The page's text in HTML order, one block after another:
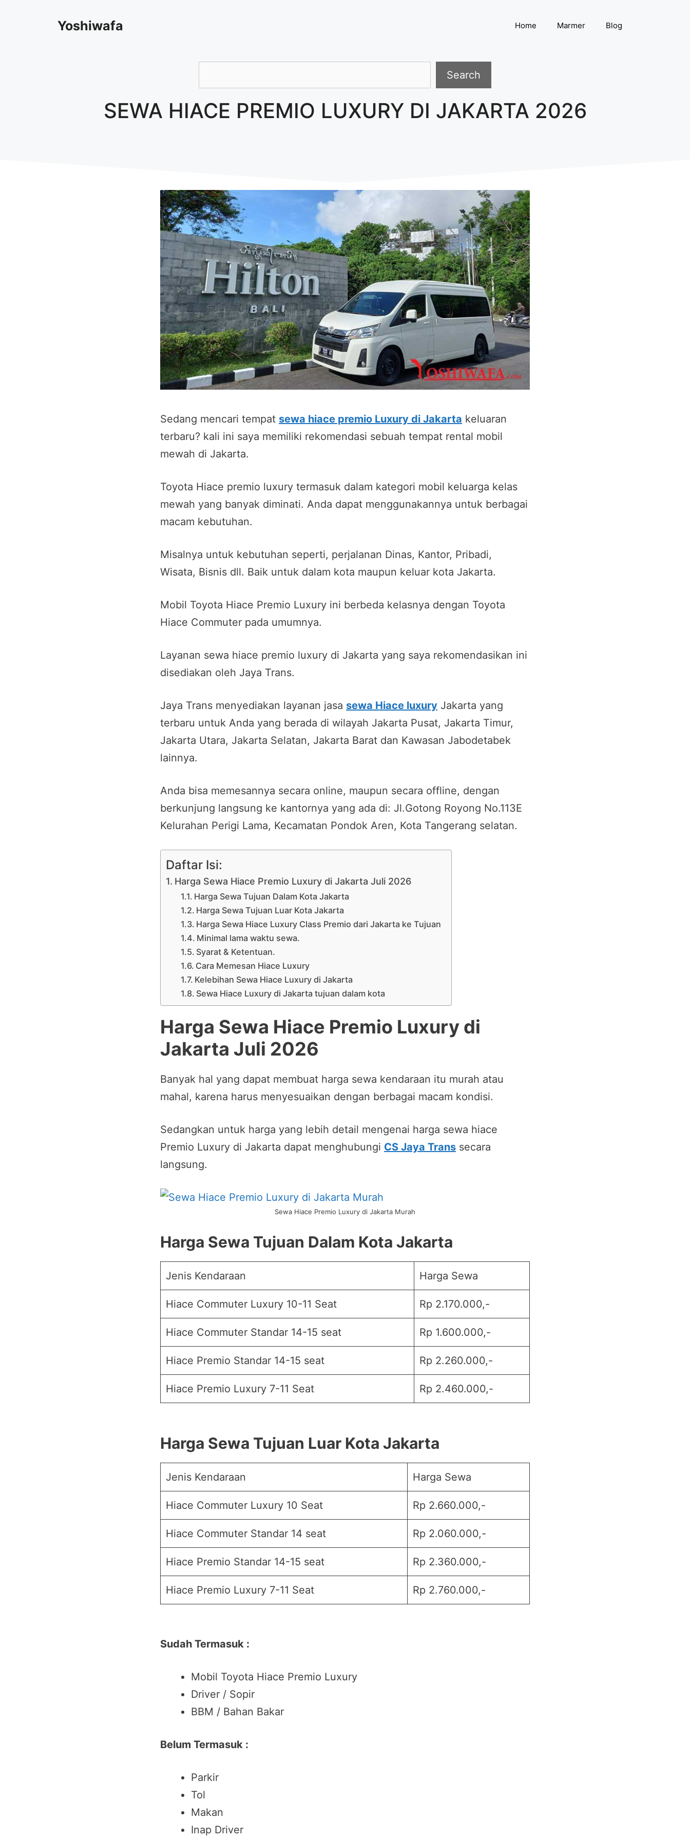
Yoshiwafa Home Marmer Blog
Search
SEWA HIACE PREMIO LUXURY DI JAKARTA 2026
Sedang mencari tempat sewa hiace premio Luxury di Jakarta keluaran
terbaru? kali ini saya memiliki rekomendasi sebuah tempat rental mobil
mewah di Jakarta.
Toyota Hiace premio luxury termasuk dalam kategori mobil keluarga kelas
mewah yang banyak diminati. Anda dapat menggunakannya untuk berbagai
macam kebutuhan.
Misalnya untuk kebutuhan seperti, perjalanan Dinas, Kantor, Pribadi,
Wisata, Bisnis dll. Baik untuk dalam kota maupun keluar kota Jakarta.
Mobil Toyota Hiace Premio Luxury ini berbeda kelasnya dengan Toyota
Hiace Commuter pada umumnya.
Layanan sewa hiace premio luxury di Jakarta yang saya rekomendasikan ini
disediakan oleh Jaya Trans.
Jaya Trans menyediakan layanan jasa sewa Hiace luxury Jakarta yang
terbaru untuk Anda yang berada di wilayah Jakarta Pusat, Jakarta Timur,
Jakarta Utara, Jakarta Selatan, Jakarta Barat dan Kawasan Jabodetabek
lainnya.
Anda bisa memesannya secara online, maupun secara offline, dengan
berkunjung langsung ke kantornya yang ada di: Jl.Gotong Royong No.113E
Kelurahan Perigi Lama, Kecamatan Pondok Aren, Kota Tangerang selatan.
Daftar Isi:
Harga Sewa Hiace Premio Luxury di Jakarta Juli 2026
Harga Sewa Tujuan Dalam Kota Jakarta
Harga Sewa Tujuan Luar Kota Jakarta
Harga Sewa Hiace Luxury Class Premio dari Jakarta ke Tujuan
Minimal lama waktu sewa.
Syarat & Ketentuan.
Cara Memesan Hiace Luxury
Kelebihan Sewa Hiace Luxury di Jakarta
Sewa Hiace Luxury di Jakarta tujuan dalam kota
Harga Sewa Hiace Premio Luxury di
Jakarta Juli 2026
Banyak hal yang dapat membuat harga sewa kendaraan itu murah atau
mahal, karena harus menyesuaikan dengan berbagai macam kondisi.
Sedangkan untuk harga yang lebih detail mengenai harga sewa hiace
Premio Luxury di Jakarta dapat menghubungi CS Jaya Trans secara
langsung.
Sewa Hiace Premio Luxury di Jakarta Murah
Harga Sewa Tujuan Dalam Kota Jakarta
Jenis Kendaraan Harga Sewa
Hiace Commuter Luxury 10-11 Seat Rp 2.170.000,-
Hiace Commuter Standar 14-15 seat Rp 1.600.000,-
Hiace Premio Standar 14-15 seat Rp 2.260.000,-
Hiace Premio Luxury 7-11 Seat Rp 2.460.000,-
Harga Sewa Tujuan Luar Kota Jakarta
Jenis Kendaraan Harga Sewa
Hiace Commuter Luxury 10 Seat Rp 2.660.000,-
Hiace Commuter Standar 14 seat Rp 2.060.000,-
Hiace Premio Standar 14-15 seat Rp 2.360.000,-
Hiace Premio Luxury 7-11 Seat Rp 2.760.000,-
Sudah Termasuk :
Mobil Toyota Hiace Premio Luxury
Driver / Sopir
BBM / Bahan Bakar
Belum Termasuk :
Parkir
Tol
Makan
Inap Driver